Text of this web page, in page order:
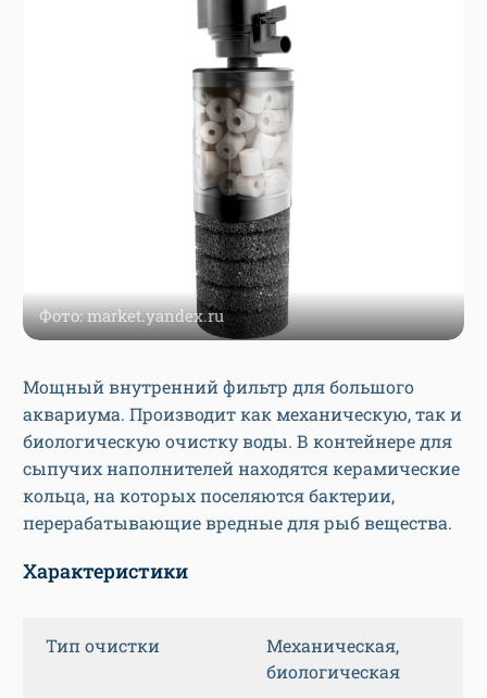
Фото: market.yandex.ru
Мощный внутренний фильтр для большого
аквариума. Производит как механическую, так и
биологическую очистку воды. В контейнере для
сыпучих наполнителей находятся керамические
кольца, на которых поселяются бактерии,
перерабатывающие вредные для рыб вещества.
Характеристики
Тип очистки
Механическая,
биологическая